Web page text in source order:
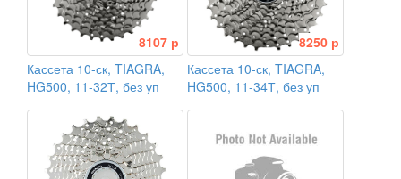
8107 р
Кассета 10-ск, TIAGRA,
HG500, 11-32Т, без уп
8250 р
Кассета 10-ск, TIAGRA,
HG500, 11-34Т, без уп